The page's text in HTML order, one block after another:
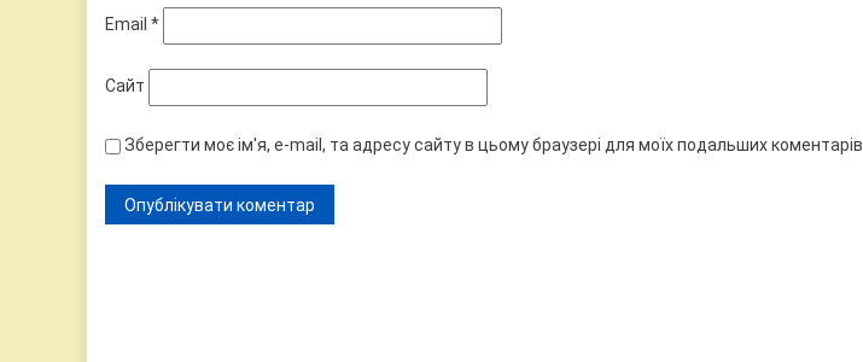
Email *
Сайт
Зберегти моє ім'я, e-mail, та адресу сайту в цьому браузері для моїх подальших коментарів.